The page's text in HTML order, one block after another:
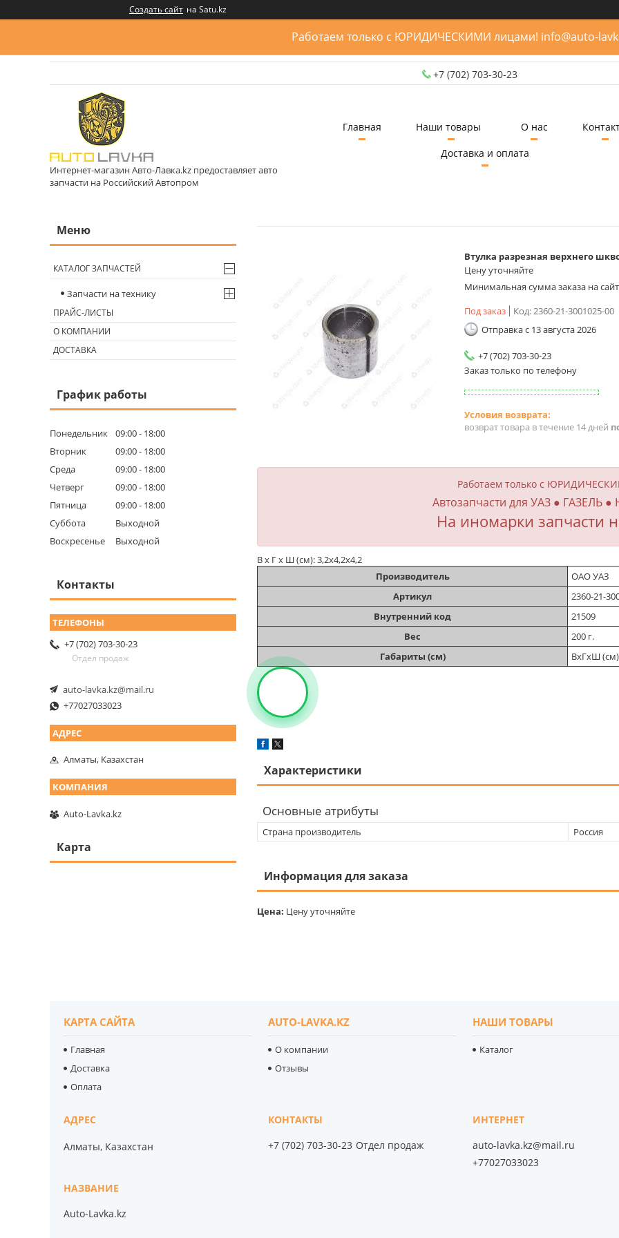
Создать сайт на Satu.kz
Работаем только с ЮРИДИЧЕСКИМИ лицами! info@auto-
+7 (702) 703-30-23
Интернет-магазин Авто-Лавка.kz предоставляет авто
запчасти на Российский Автопром
Главная Наши товары О нас
Доставка и оплата
Втулка разрезная верхнего
Цену уточняйте
Минимальная сумма заказа на
Под заказ
Код:2360-21-3001025-00
Отправка с 13 августа 2026
+7 (702) 703-30-23
Заказ только по телефону
возврат товара в течение 14 дней
Работаем только с
Автозапчасти для УАЗ ● ГАЗЕЛЬ
На иномарки запчасти
В х Г х Ш (см): 3,2х4,2х4,2
Производитель
ОАО УАЗ
Артикул
2360-21-
Внутренний код
21509
Вес
200 г.
Габариты (см)
ВхГхШ
Характеристики
Основные атрибуты
Страна производитель Россия
Информация для заказа
Цена: Цену уточняйте
КАТАЛОГ ЗАПЧАСТЕЙ
Запчасти на технику
ПРАЙС-ЛИСТЫ
О КОМПАНИИ
ДОСТАВКА
График работы
Понедельник 09:00
18:00
Вторник
09:00
18:00
Среда
09:00
18:00
Четверг
09:00
18:00
Пятница
09:00
18:00
Суббота
Выходной
Воскресенье
Выходной
Контакты
+7 (702) 703-30-23
Отдел продаж
auto-lavka.kz@mail.ru
+77027033023
Алматы, Казахстан
Auto-Lavka.kz
Карта
КАРТА САЙТА
Главная
Доставка
Оплата
AUTO-LAVKA.KZ
О компании
Отзывы
НАШИ ТОВАРЫ
Каталог
Алматы, Казахстан
Auto-Lavka.kz
+7 (702) 703-30-23 Отдел продаж
auto-lavka.kz@mail.ru
+77027033023